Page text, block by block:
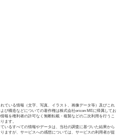
ている情報（文字、写真、イラスト、画像データ等）及びこれ
び構造などについての著作権は株式会社oricon MEに帰属してお
報を権利者の許可なく無断転載・複製などの二次利用を行うこ
ます。
いるすべての情報やデータは、当社の調査に基づいた結果から
ますが、サービスへの感想については、サービスの利用者が提